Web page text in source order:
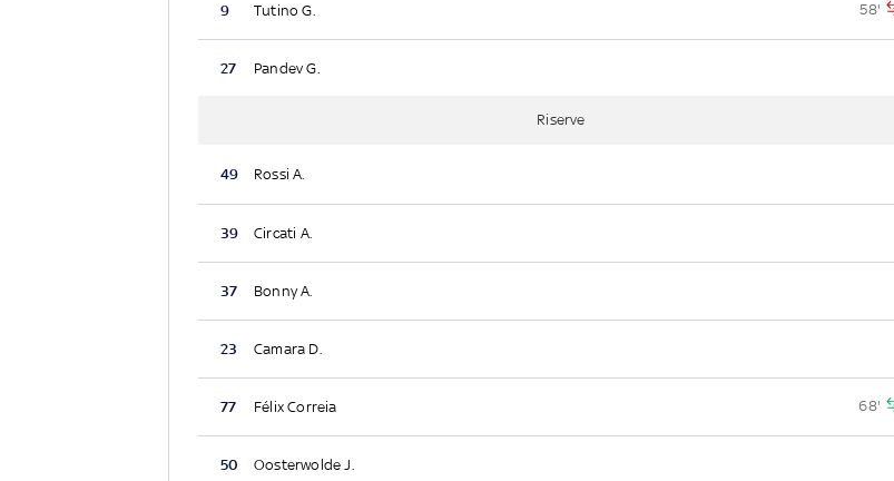
9 Tutino G. 58'
27 Pandev G.
Riserve
49 Rossi A.
39 Circati A.
37 Bonny A.
23 Camara D.
77 Félix Correia 68'
50 Oosterwolde J.